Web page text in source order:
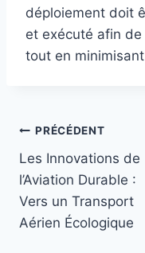
déploiement doit
et exécuté afin
tout en
Navigation
de
l’article
PRÉCÉDENT
Les Innovations de
l’Aviation Durable :
Vers un Transport
Aérien Écologique